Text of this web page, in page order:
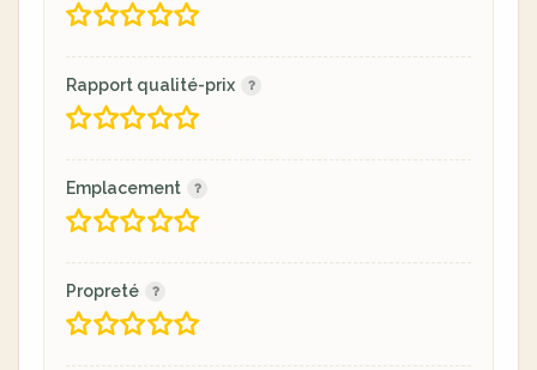
Rapport qualité-prix
Emplacement
Propreté